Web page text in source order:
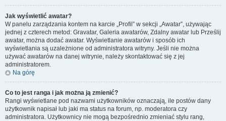
Jak wyświetlić awatar?
W panelu zarządzania kontem na karcie „Profil” w sekcji „Awatar”, używając
jednej z czterech metod: Gravatar, Galeria awatarów, Zdalny awatar lub Prześlij
awatar, można dodać awatar. Wyświetlanie awatarów i sposób ich
wyświetlania są uzależnione od administratora witryny. Jeśli nie można
używać awatarów na danej witrynie, należy skontaktować się z jej
administratorem.
Na górę
Co to jest ranga i jak można ją zmienić?
Rangi wyświetlane pod nazwami użytkowników oznaczają, ile postów dany
użytkownik napisał lub jaki ma status na forum, np. moderatora czy
administratora. Użytkownicy nie mogą bezpośrednio zmieniać stylu rang,